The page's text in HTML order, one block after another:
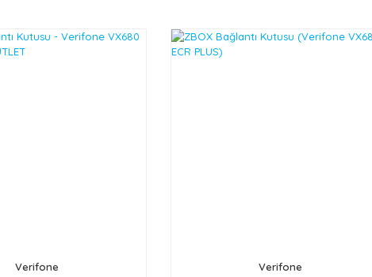
Verifone Verifone